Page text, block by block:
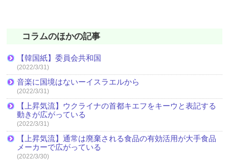
コラムのほかの記事
【韓国紙】委員会共和国
(2022/3/31)
音楽に国境はないーイスラエルから
(2022/3/31)
【上昇気流】ウクライナの首都キエフをキーウと表記する
動きが広がっている
(2022/3/31)
【上昇気流】通常は廃棄される食品の有効活用が大手食品
メーカーで広がっている
(2022/3/30)